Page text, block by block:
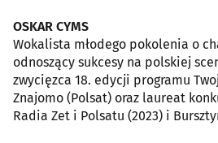
OSKAR CYMS
Wokalista młodego pokolenia o
odnoszący sukcesy na polskiej
zwycięzca 18. edycji programu
Znajomo (Polsat) oraz laureat
Radia Zet i Polsatu (2023) i